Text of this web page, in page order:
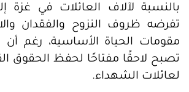
بالنسبة لآلاف العائلات في غزة
تفرضه ظروف النزوح والفقدان
مقومات الحياة الأساسية، رغم أن
تصبح لاحقًا مفتاحًا لحفظ الحقوق
لعائلات الشهداء.